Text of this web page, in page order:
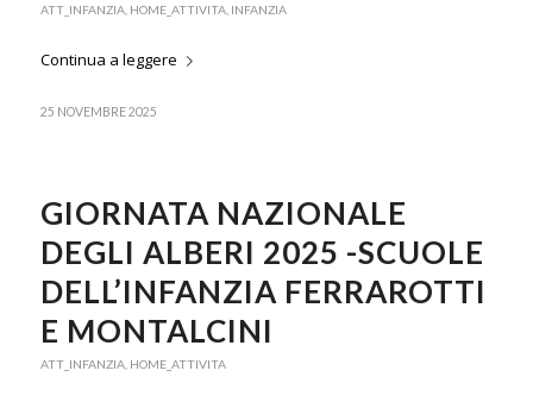
ATT_INFANZIA, HOME_ATTIVITA, INFANZIA
Continua a leggere
25 NOVEMBRE 2025
GIORNATA NAZIONALE
DEGLI ALBERI 2025 -SCUOLE
DELL’INFANZIA FERRAROTTI
E MONTALCINI
ATT_INFANZIA, HOME_ATTIVITA